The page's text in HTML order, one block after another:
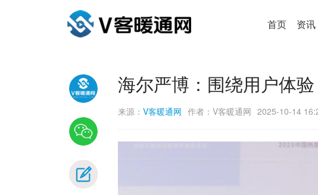
首页 资讯
海尔严博：围绕用户体
来源： V客暖通网 作者：V客暖通网 2025-10-14